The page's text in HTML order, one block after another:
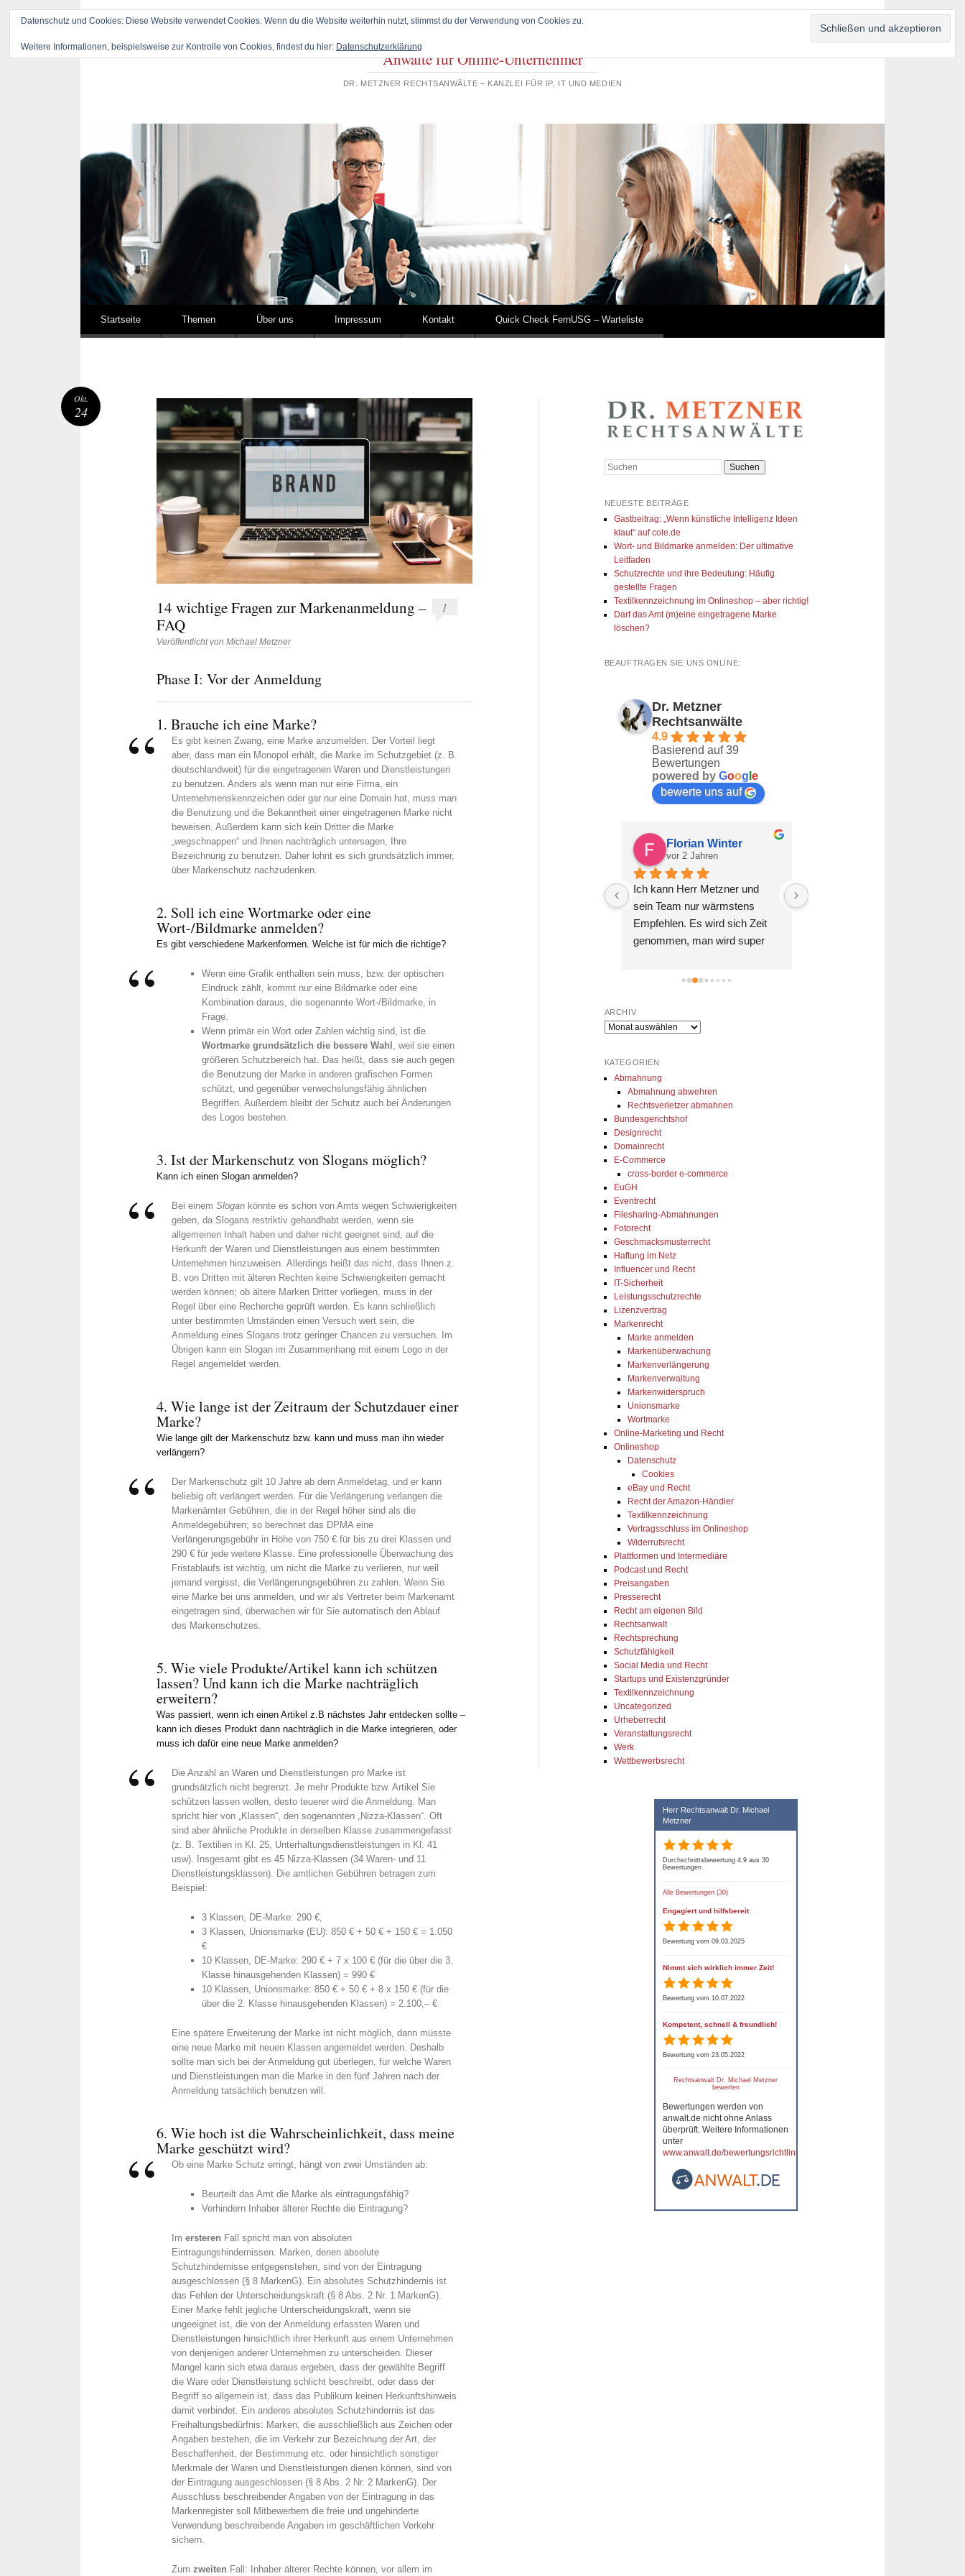
Anwälte für Online-Unternehmer
DR. METZNER RECHTSANWÄLTE – KANZLEI FÜR IP, IT UND MEDIEN
Springe zum Inhalt
Startseite Themen Über uns Impressum Kontakt Quick Check FernUSG – Warteliste
14 wichtige Fragen zur Markenanmeldung –
FAQ
Veröffentlicht von Michael Metzner
1
Phase I: Vor der Anmeldung
1. Brauche ich eine Marke?
Es gibt keinen Zwang, eine Marke anzumelden. Der Vorteil liegt
aber, dass man ein Monopol erhält, die Marke im Schutzgebiet (z. B.
deutschlandweit) für die eingetragenen Waren und Dienstleistungen
zu benutzen. Anders als wenn man nur eine Firma, ein
Unternehmenskennzeichen oder gar nur eine Domain hat, muss man
die Benutzung und die Bekanntheit einer eingetragenen Marke nicht
beweisen. Außerdem kann sich kein Dritter die Marke
„wegschnappen“ und Ihnen nachträglich untersagen, Ihre
Bezeichnung zu benutzen. Daher lohnt es sich grundsätzlich immer,
über Markenschutz nachzudenken.
2. Soll ich eine Wortmarke oder eine
Wort-/Bildmarke anmelden?
Es gibt verschiedene Markenformen. Welche ist für mich die richtige?
Wenn eine Grafik enthalten sein muss, bzw. der optischen
Eindruck zählt, kommt nur eine Bildmarke oder eine
Kombination daraus, die sogenannte Wort-/Bildmarke, in
Frage.
Wenn primär ein Wort oder Zahlen wichtig sind, ist die
Wortmarke grundsätzlich die bessere Wahl
, weil sie einen
größeren Schutzbereich hat. Das heißt, dass sie auch gegen
die Benutzung der Marke in anderen grafischen Formen
schützt, und gegenüber verwechslungsfähig ähnlichen
Begriffen. Außerdem bleibt der Schutz auch bei Änderungen
des Logos bestehen.
3. Ist der Markenschutz von Slogans möglich?
Kann ich einen Slogan anmelden?
Bei einem Slogankönnte es schon von Amts wegen Schwierigkeiten
geben, da Slogans restriktiv gehandhabt werden, wenn sie
allgemeinen Inhalt haben und daher nicht geeignet sind, auf die
Herkunft der Waren und Dienstleistungen aus einem bestimmten
Unternehmen hinzuweisen. Allerdings heißt das nicht, dass Ihnen z.
B. von Dritten mit älteren Rechten keine Schwierigkeiten gemacht
werden können; ob ältere Marken Dritter vorliegen, muss in der
Regel über eine Recherche geprüft werden. Es kann schließlich
unter bestimmten Umständen einen Versuch wert sein, die
Anmeldung eines Slogans trotz geringer Chancen zu versuchen. Im
Übrigen kann ein Slogan im Zusammenhang mit einem Logo in der
Regel angemeldet werden.
4. Wie lange ist der Zeitraum der Schutzdauer einer
Marke?
Wie lange gilt der Markenschutz bzw. kann und muss man ihn wieder
verlängern?
Der Markenschutz gilt 10 Jahre ab dem Anmeldetag, und er kann
beliebig oft verlängert werden. Für die Verlängerung verlangen die
Markenämter Gebühren, die in der Regel höher sind als die
Anmeldegebühren; so berechnet das DPMA eine
Verlängerungsgebühr in Höhe von 750 € für bis zu drei Klassen und
290 € für jede weitere Klasse. Eine professionelle Überwachung des
Fristablaufs ist wichtig, um nicht die Marke zu verlieren, nur weil
jemand vergisst, die Verlängerungsgebühren zu zahlen. Wenn Sie
eine Marke bei uns anmelden, und wir als Vertreter beim Markenamt
eingetragen sind, überwachen wir für Sie automatisch den Ablauf
des Markenschutzes.
5. Wie viele Produkte/Artikel kann ich schützen
lassen? Und kann ich die Marke nachträglich
erweitern?
Was passiert, wenn ich einen Artikel z.B nächstes Jahr entdecken sollte –
kann ich dieses Produkt dann nachträglich in die Marke integrieren, oder
muss ich dafür eine neue Marke anmelden?
Die Anzahl an Waren und Dienstleistungen pro Marke ist
grundsätzlich nicht begrenzt. Je mehr Produkte bzw. Artikel Sie
schützen lassen wollen, desto teuerer wird die Anmeldung. Man
spricht hier von „Klassen“, den sogenannten „Nizza-Klassen“. Oft
sind aber ähnliche Produkte in derselben Klasse zusammengefasst
(z. B. Textilien in Kl. 25, Unterhaltungsdienstleistungen in Kl. 41
usw). Insgesamt gibt es 45 Nizza-Klassen (34 Waren- und 11
Dienstleistungsklassen). Die amtlichen Gebühren betragen zum
Beispiel:
3 Klassen, DE-Marke: 290 €,
3 Klassen, Unionsmarke (EU): 850 € + 50 € + 150 € = 1.050
€
10 Klassen, DE-Marke: 290 € + 7 x 100 € (für die über die 3.
Klasse hinausgehenden Klassen) = 990 €
10 Klassen, Unionsmarke: 850 € + 50 € + 8 x 150 € (für die
über die 2. Klasse hinausgehenden Klassen) = 2.100,– €
Eine spätere Erweiterung der Marke ist nicht möglich, dann müsste
eine neue Marke mit neuen Klassen angemeldet werden. Deshalb
sollte man sich bei der Anmeldung gut überlegen, für welche Waren
und Dienstleistungen man die Marke in den fünf Jahren nach der
Anmeldung tatsächlich benutzen will.
6. Wie hoch ist die Wahrscheinlichkeit, dass meine
Marke geschützt wird?
Ob eine Marke Schutz erringt, hängt von zwei Umständen ab:
Beurteilt das Amt die Marke als eintragungsfähig?
Verhindern Inhaber älterer Rechte die Eintragung?
Im ersteren Fall spricht man von absoluten
Eintragungshindernissen. Marken, denen absolute
Schutzhindernisse entgegenstehen, sind von der Eintragung
ausgeschlossen (§ 8 MarkenG). Ein absolutes Schutzhindernis ist
das Fehlen der Unterscheidungskraft (§ 8 Abs. 2 Nr. 1 MarkenG).
Einer Marke fehlt jegliche Unterscheidungskraft, wenn sie
ungeeignet ist, die von der Anmeldung erfassten Waren und
Dienstleistungen hinsichtlich ihrer Herkunft aus einem Unternehmen
von denjenigen anderer Unternehmen zu unterscheiden. Dieser
Mangel kann sich etwa daraus ergeben, dass der gewählte Begriff
die Ware oder Dienstleistung schlicht beschreibt, oder dass der
Begriff so allgemein ist, dass das Publikum keinen Herkunftshinweis
damit verbindet. Ein anderes absolutes Schutzhindernis ist das
Freihaltungsbedürfnis: Marken, die ausschließlich aus Zeichen oder
Angaben bestehen, die im Verkehr zur Bezeichnung der Art, der
Beschaffenheit, der Bestimmung etc. oder hinsichtlich sonstiger
Merkmale der Waren und Dienstleistungen dienen können, sind von
der Eintragung ausgeschlossen (§ 8 Abs. 2 Nr. 2 MarkenG). Der
Ausschluss beschreibender Angaben von der Eintragung in das
Markenregister soll Mitbewerbern die freie und ungehinderte
Verwendung beschreibende Angaben im geschäftlichen Verkehr
sichern.
Zum zweiten Fall: Inhaber älterer Rechte können, vor allem im
Okt.
24
Suchen
NEUESTE BEITRÄGE
Gastbeitrag: „Wenn künstliche Intelligenz Ideen
klaut“ auf cole.de​
Wort- und Bildmarke anmelden: Der ultimative
Leitfaden
Schutzrechte und ihre Bedeutung: Häufig
gestellte Fragen
Textilkennzeichnung im Onlineshop – aber richtig!
Darf das Amt (m)eine eingetragene Marke
löschen?
BEAUFTRAGEN SIE UNS ONLINE:
Dr. Metzner
Rechtsanwälte
4.9
Basierend auf 39
Bewertungen
powered by Goog e
bewerte uns auf
Alex Krauß
vor 2 Jahren
schnelle RechtsberatungWir
sind seit einem halben Jahr in
der Betreuung bei Herrn Dr.
Herr Dr. Metzner steht uns in
allen rechtlichen Themen zur
Seite und gibt uns immer eine
schnelle und kompetente
Einschätzung. Besonders
schätzen wir den
unkomplizierten Austausch
über WhatsApp, wodurch wir
taggleich oder innerhalb
ihn als Anwalt und das Team
aus seiner Kanzlei sehr
empfehlen!
sofort erreichbar, wenn man
seine Beratung braucht. Auch
Florian Winter
vor 2 Jahren
Ich kann Herr Metzner und
sein Team nur wärmstens
Empfehlen. Es wird sich Zeit
genommen, man wird super
Möglichkeit gegeben meine
zahlen. So konnte ich mir aus
der Arbeitslosigkeit eine
- vielen Dank!
ARCHIV
Archiv
KATEGORIEN
Abmahnung
Abmahnung abwehren
Rechtsverletzer abmahnen
Bundesgerichtshof
Designrecht
Domainrecht
E-Commerce
cross-border e-commerce
EuGH
Eventrecht
Filesharing-Abmahnungen
Fotorecht
Geschmacksmusterrecht
Haftung im Netz
Influencer und Recht
IT-Sicherheit
Leistungsschutzrechte
Lizenzvertrag
Markenrecht
Marke anmelden
Markenüberwachung
Markenverlängerung
Markenverwaltung
Markenwiderspruch
Unionsmarke
Wortmarke
Online-Marketing und Recht
Onlineshop
Datenschutz
Cookies
eBay und Recht
Recht der Amazon-Händler
Textilkennzeichnung
Vertragsschluss im Onlineshop
Widerrufsrecht
Plattformen und Intermediäre
Podcast und Recht
Preisangaben
Presserecht
Recht am eigenen Bild
Rechtsanwalt
Rechtsprechung
Schutzfähigkeit
Social Media und Recht
Startups und Existenzgründer
Textilkennzeichnung
Uncategorized
Urheberrecht
Veranstaltungsrecht
Werk
Wettbewerbsrecht
Herr Rechtsanwalt Dr. Michael
Metzner
Durchschnittsbewertung 4,9 aus 30
Bewertungen
Alle Bewertungen (30)
Engagiert und hilfsbereit
Bewertung vom 09.03.2025
Nimmt sich wirklich immer Zeit!
Bewertung vom 10.07.2022
Kompetent, schnell & freundlich!
Bewertung vom 23.05.2022
Rechtsanwalt Dr. Michael Metzner
bewerten
Bewertungen werden von
anwalt.de nicht ohne Anlass
überprüft. Weitere Informationen
unter
www.anwalt.de/bewertungsrichtlinien
Datenschutz und Cookies: Diese Website verwendet Cookies. Wenn du die Website weiterhin nutzt, stimmst du der Verwendung von Cookies zu.
Weitere Informationen, beispielsweise zur Kontrolle von Cookies, findest du hier: Datenschutzerklärung